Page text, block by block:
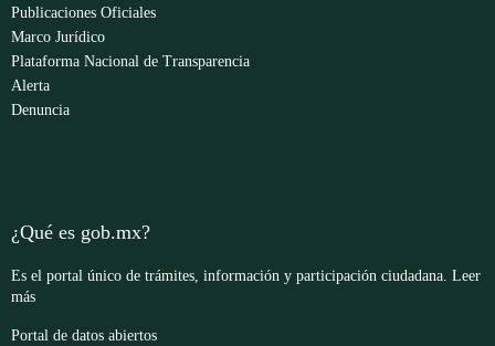
Publicaciones Oficiales
Marco Jurídico
Plataforma Nacional de Transparencia
Alerta
Denuncia
¿Qué es gob.mx?
Es el portal único de trámites, información y participación ciudadana. Leer
más
Portal de datos abiertos